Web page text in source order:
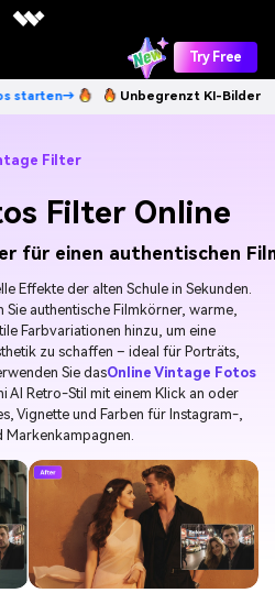
Try Free
Unbegrenzt KI-Bilder erstellen.
Filter
Filter Online
für einen authentischen
Effekte der alten Schule in Sekunden.
Sie authentische Filmkörner, warme,
Farbvariationen hinzu, um eine
zu schaffen – ideal für Porträts,
Sie dasOnline Vintage Fotos
AI Retro-Stil mit einem Klick an oder
Vignette und Farben für Instagram-,
Markenkampagnen.